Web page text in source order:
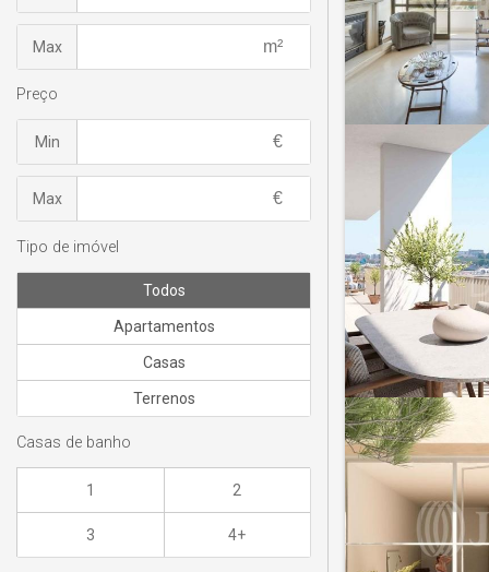
Max
Preço
Min
Max
Tipo de imóvel
Todos
Apartamentos
Casas
Terrenos
Casas de banho
1 2
3 4+